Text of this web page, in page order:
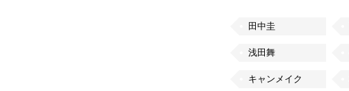
田中圭
浅田舞
キャンメイク